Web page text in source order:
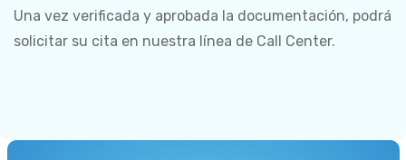
Una vez verificada y aprobada la documentación, podrá
solicitar su cita en nuestra línea de Call Center.